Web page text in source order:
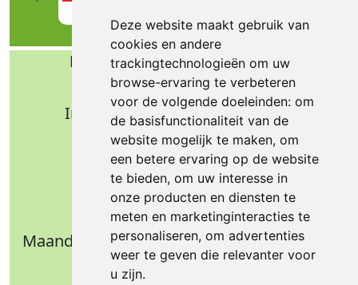
Deze website maakt gebruik van
cookies en andere
trackingtechnologieën om uw
browse-ervaring te verbeteren
voor de volgende doeleinden: om
de basisfunctionaliteit van de
website mogelijk te maken, om
een betere ervaring op de website
te bieden, om uw interesse in
onze producten en diensten te
meten en marketinginteracties te
personaliseren, om advertenties
weer te geven die relevanter voor
u zijn.
Bafa b.v. Technische import
Nijverheidsweg 11
Industrieterrein Verheulsweide
7005 AS Doetinchem
Tel.: +31 (0)314 344 342
Email: info@bafa.nl
Openingstijden
Maandag t/m donderdag: 09.00 - 16.30 uur
Vrijdag: 09.00 - 14.30 uur